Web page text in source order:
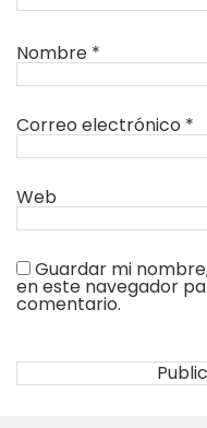
Nombre *
Correo electrónico *
Web
Guardar mi
en este navegador
comentario.